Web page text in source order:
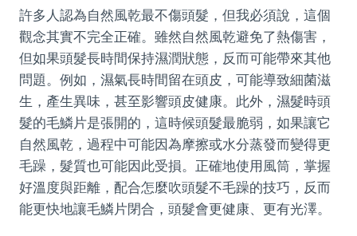
許多人認為自然風乾最不傷頭髮，但我必須說，這個
觀念其實不完全正確。雖然自然風乾避免了熱傷害，
但如果頭髮長時間保持濕潤狀態，反而可能帶來其他
問題。例如，濕氣長時間留在頭皮，可能導致細菌滋
生，產生異味，甚至影響頭皮健康。此外，濕髮時頭
髮的毛鱗片是張開的，這時候頭髮最脆弱，如果讓它
自然風乾，過程中可能因為摩擦或水分蒸發而變得更
毛躁，髮質也可能因此受損。正確地使用風筒，掌握
好溫度與距離，配合怎麼吹頭髮不毛躁的技巧，反而
能更快地讓毛鱗片閉合，頭髮會更健康、更有光澤。